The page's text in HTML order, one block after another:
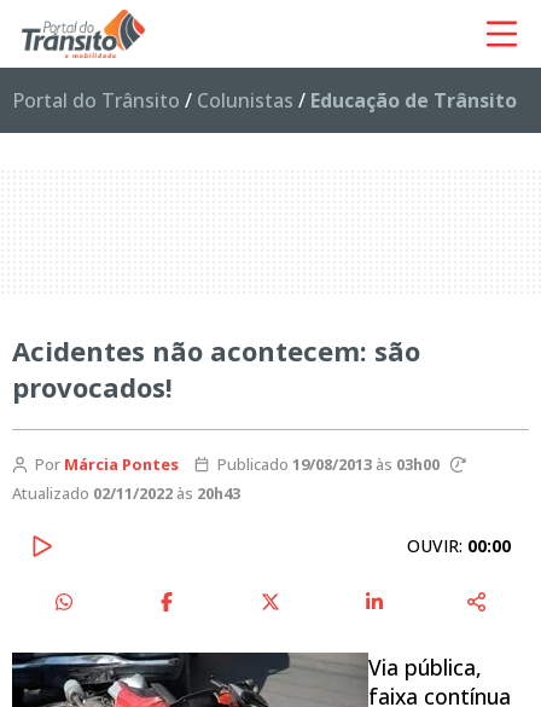
Portal do Trânsito / Colunistas / Educação de Trânsito
Acidentes não acontecem: são
provocados!
Por Márcia Pontes Publicado 19/08/2013às 03h00
Atualizado 02/11/2022 às 20h43
OUVIR: 00:00
Via pública,
faixa contínua